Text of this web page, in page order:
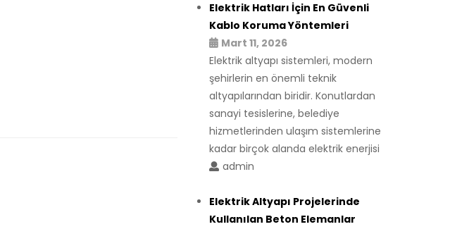
Elektrik Hatları İçin En Güvenli
Kablo Koruma Yöntemleri
Mart 11, 2026
Elektrik altyapı sistemleri, modern
şehirlerin en önemli teknik
altyapılarından biridir. Konutlardan
sanayi tesislerine, belediye
hizmetlerinden ulaşım sistemlerine
kadar birçok alanda elektrik enerjisi
admin
Elektrik Altyapı Projelerinde
Kullanılan Beton Elemanlar